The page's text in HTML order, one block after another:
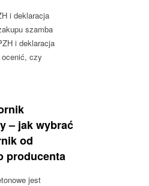
i deklaracja
szamba
i deklaracja
czy
– jak wybrać
od
producenta
jest